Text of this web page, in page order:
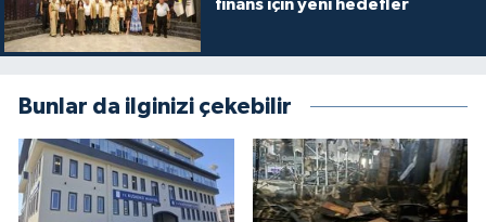
finans için yeni hedefler
Bunlar da ilginizi çekebilir